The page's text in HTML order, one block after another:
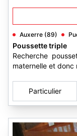
Auxerre (89)
Poussette triple
Recherche
maternelle et donc
Particulier